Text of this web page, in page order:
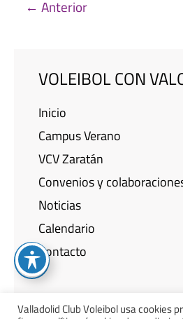
← Anterior
VOLEIBOL CON
Inicio
Campus Verano
VCV Zaratán
Convenios y
Noticias
Calendario
Contacto
Valladolid Club Voleibol usa cookies